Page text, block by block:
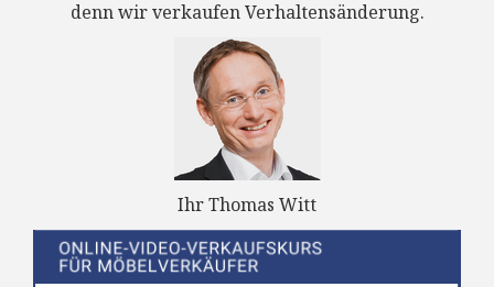
denn wir verkaufen Verhaltensänderung.
Ihr Thomas Witt